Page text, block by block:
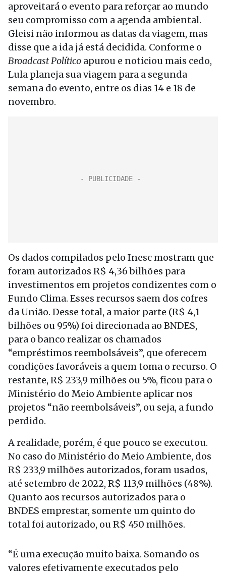
aproveitará o evento para reforçar ao mundo
seu compromisso com a agenda ambiental.
Gleisi não informou as datas da viagem, mas
disse que a ida já está decidida. Conforme o
Broadcast Político apurou e noticiou mais cedo,
Lula planeja sua viagem para a segunda
semana do evento, entre os dias 14 e 18 de
novembro.
Os dados compilados pelo Inesc mostram que
foram autorizados R$ 4,36 bilhões para
investimentos em projetos condizentes com o
Fundo Clima. Esses recursos saem dos cofres
da União. Desse total, a maior parte (R$ 4,1
bilhões ou 95%) foi direcionada ao BNDES,
para o banco realizar os chamados
“empréstimos reembolsáveis”, que oferecem
condições favoráveis a quem toma o recurso. O
restante, R$ 233,9 milhões ou 5%, ficou para o
Ministério do Meio Ambiente aplicar nos
projetos “não reembolsáveis”, ou seja, a fundo
perdido.
A realidade, porém, é que pouco se executou.
No caso do Ministério do Meio Ambiente, dos
R$ 233,9 milhões autorizados, foram usados,
até setembro de 2022, R$ 113,9 milhões (48%).
Quanto aos recursos autorizados para o
BNDES emprestar, somente um quinto do
total foi autorizado, ou R$ 450 milhões.
“É uma execução muito baixa. Somando os
valores efetivamente executados pelo